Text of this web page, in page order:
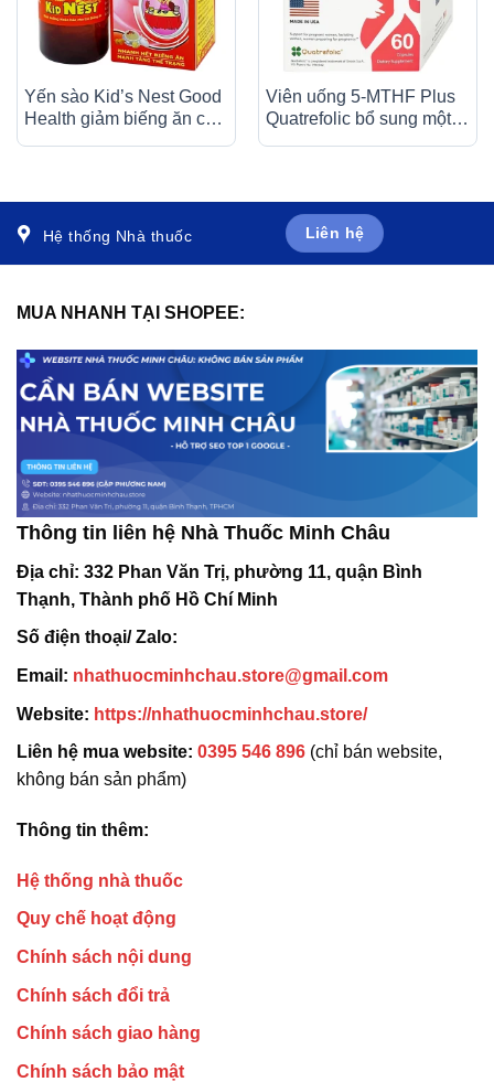
Yến sào Kid’s Nest Good
Health giảm biếng ăn cho
trẻ (120ml)
Viên uống 5-MTHF Plus
Quatrefolic bổ sung một
số vitamin và khoáng chất
Hệ thống Nhà thuốc Liên hệ
MUA NHANH TẠI SHOPEE:
Thông tin liên hệ Nhà Thuốc Minh Châu
Địa chỉ: 332 Phan Văn Trị, phường 11, quận Bình
Thạnh, Thành phố Hồ Chí Minh
Số điện thoại/ Zalo:
Email: nhathuocminhchau.store@gmail.com
Website: https://nhathuocminhchau.store/
Liên hệ mua website: 0395 546 896 (chỉ bán website,
không bán sản phẩm)
Thông tin thêm:
Hệ thống nhà thuốc
Quy chế hoạt động
Chính sách nội dung
Chính sách đổi trả
Chính sách giao hàng
Chính sách bảo mật